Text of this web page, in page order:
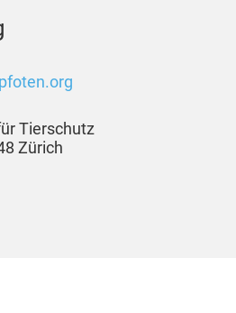
Tierschutz
Zürich